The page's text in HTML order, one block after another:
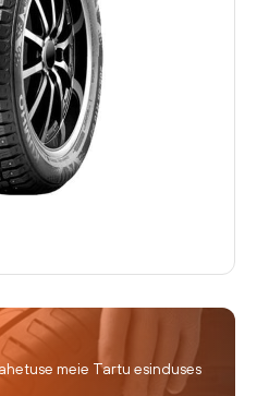
meie Tartu esinduses